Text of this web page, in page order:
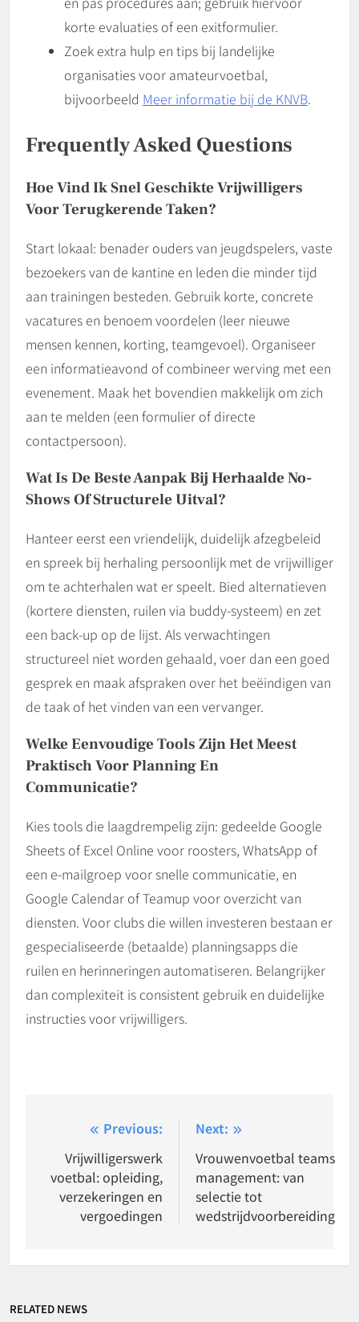
korte evaluaties of een exitformulier.
Zoek extra hulp en tips bij landelijke
organisaties voor amateurvoetbal,
bijvoorbeeld Meer informatie bij de KNVB.
Frequently Asked Questions
Hoe Vind Ik Snel Geschikte Vrijwilligers
Voor Terugkerende Taken?
Start lokaal: benader ouders van jeugdspelers, vaste
bezoekers van de kantine en leden die minder tijd
aan trainingen besteden. Gebruik korte, concrete
vacatures en benoem voordelen (leer nieuwe
mensen kennen, korting, teamgevoel). Organiseer
een informatieavond of combineer werving met een
evenement. Maak het bovendien makkelijk om zich
aan te melden (een formulier of directe
contactpersoon).
Wat Is De Beste Aanpak Bij Herhaalde No-
Shows Of Structurele Uitval?
Hanteer eerst een vriendelijk, duidelijk afzegbeleid
en spreek bij herhaling persoonlijk met de vrijwilliger
om te achterhalen wat er speelt. Bied alternatieven
(kortere diensten, ruilen via buddy-systeem) en zet
een back-up op de lijst. Als verwachtingen
structureel niet worden gehaald, voer dan een goed
gesprek en maak afspraken over het beëindigen van
de taak of het vinden van een vervanger.
Welke Eenvoudige Tools Zijn Het Meest
Praktisch Voor Planning En
Communicatie?
Kies tools die laagdrempelig zijn: gedeelde Google
Sheets of Excel Online voor roosters, WhatsApp of
een e-mailgroep voor snelle communicatie, en
Google Calendar of Teamup voor overzicht van
diensten. Voor clubs die willen investeren bestaan er
gespecialiseerde (betaalde) planningsapps die
ruilen en herinneringen automatiseren. Belangrijker
dan complexiteit is consistent gebruik en duidelijke
instructies voor vrijwilligers.
navigation
Previous:
Vrijwilligerswerk
voetbal: opleiding,
verzekeringen en
vergoedingen
Next:
Vrouwenvoetbal teams
management: van
selectie tot
wedstrijdvoorbereiding
RELATED NEWS